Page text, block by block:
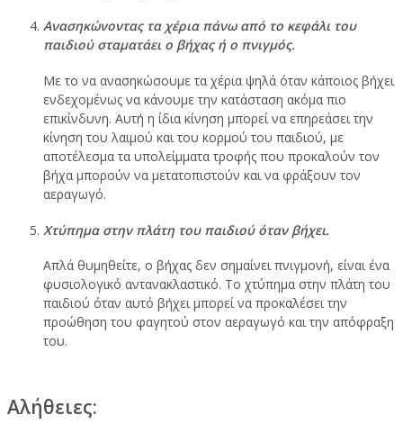
Ανασηκώνοντας τα χέρια πάνω από το κεφάλι του
παιδιού σταματάει ο βήχας ή ο πνιγμός.
Με το να ανασηκώσουμε τα χέρια ψηλά όταν κάποιος βήχει
ενδεχομένως να κάνουμε την κατάσταση ακόμα πιο
επικίνδυνη. Αυτή η ίδια κίνηση μπορεί να επηρεάσει την
κίνηση του λαιμού και του κορμού του παιδιού, με
αποτέλεσμα τα υπολείμματα τροφής που προκαλούν τον
βήχα μπορούν να μετατοπιστούν και να φράξουν τον
αεραγωγό.
Xτύπημα στην πλάτη του παιδιού όταν βήχει.
Απλά θυμηθείτε, ο βήχας δεν σημαίνει πνιγμονή, είναι ένα
φυσιολογικό αντανακλαστικό. Το χτύπημα στην πλάτη του
παιδιού όταν αυτό βήχει μπορεί να προκαλέσει την
προώθηση του φαγητού στον αεραγωγό και την απόφραξη
του.
Αλήθειες: